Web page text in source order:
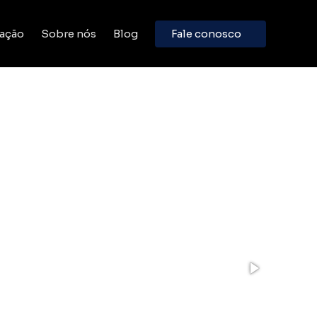
Fale conosco
Blog
Sobre nós